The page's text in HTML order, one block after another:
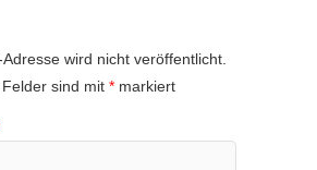
wird nicht veröffentlicht.
sind mit * markiert